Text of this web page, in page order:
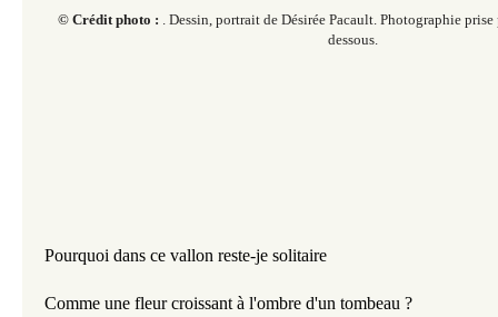
© Crédit photo : . Dessin, portrait de Désirée Pacault. Photographie
dessous.
Pourquoi dans ce vallon reste-je solitaire
Comme une fleur croissant à l'ombre d'un tombeau ?